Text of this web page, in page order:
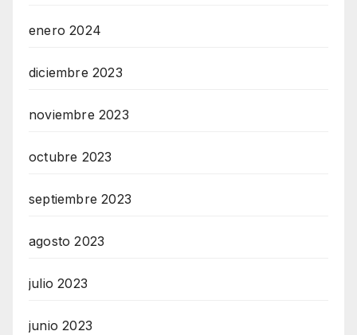
enero 2024
diciembre 2023
noviembre 2023
octubre 2023
septiembre 2023
agosto 2023
julio 2023
junio 2023